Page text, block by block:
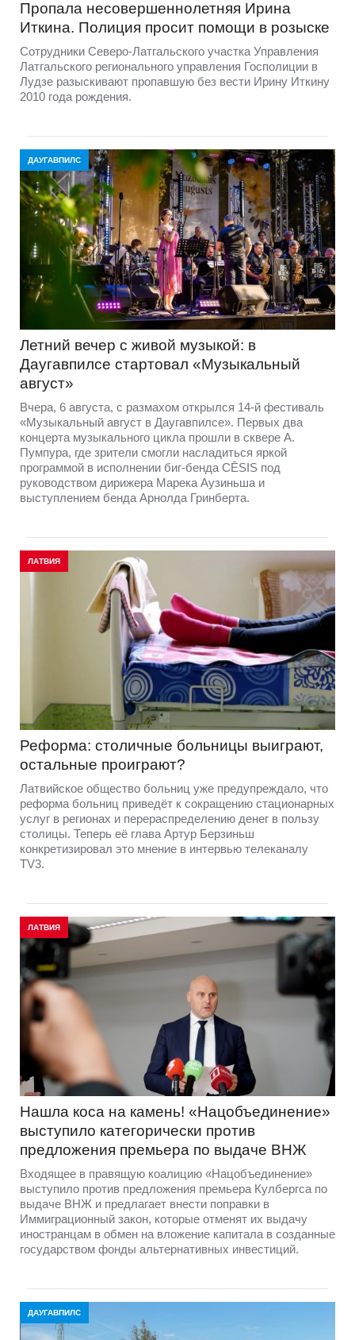
Пропала несовершеннолетняя Ирина
Иткина. Полиция просит помощи в розыске
Сотрудники Северо-Латгальского участка Управления
Латгальского регионального управления Госполиции в
Лудзе разыскивают пропавшую без вести Ирину Иткину
2010 года рождения.
ДАУГАВПИЛС
Летний вечер с живой музыкой: в
Даугавпилсе стартовал «Музыкальный
август»
Вчера, 6 августа, с размахом открылся 14-й фестиваль
«Музыкальный август в Даугавпилсе». Первых два
концерта музыкального цикла прошли в сквере А.
Пумпура, где зрители смогли насладиться яркой
программой в исполнении биг-бенда CĒSIS под
руководством дирижера Марека Аузиньша и
выступлением бенда Арнолда Гринберта.
ЛАТВИЯ
Реформа: столичные больницы выиграют,
остальные проиграют?
Латвийское общество больниц уже предупреждало, что
реформа больниц приведёт к сокращению стационарных
услуг в регионах и перераспределению денег в пользу
столицы. Теперь её глава Артур Берзиньш
конкретизировал это мнение в интервью телеканалу
TV3.
ЛАТВИЯ
Нашла коса на камень! «Нацобъединение»
выступило категорически против
предложения премьера по выдаче ВНЖ
Входящее в правящую коалицию «Нацобъединение»
выступило против предложения премьера Кулбергса по
выдаче ВНЖ и предлагает внести поправки в
Иммиграционный закон, которые отменят их выдачу
иностранцам в обмен на вложение капитала в созданные
государством фонды альтернативных инвестиций.
ДАУГАВПИЛС